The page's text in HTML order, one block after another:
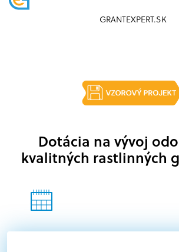
GRANTEXPERT.SK
Dotácia na vývoj
kvalitných rastlinných